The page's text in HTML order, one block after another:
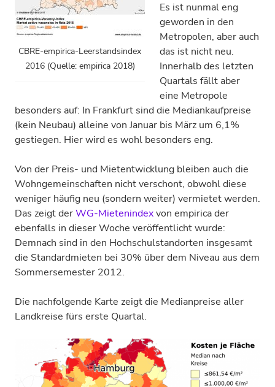
CBRE-empirica-Leerstandsindex
2016 (Quelle: empirica 2018)
Es ist nunmal eng
geworden in den
Metropolen, aber auch
das ist nicht neu.
Innerhalb des letzten
Quartals fällt aber
eine Metropole
besonders auf: In Frankfurt sind die Mediankaufpreise
(kein Neubau) alleine von Januar bis März um 6,1%
gestiegen. Hier wird es wohl besonders eng.
Von der Preis- und Mietentwicklung bleiben auch die
Wohngemeinschaften nicht verschont, obwohl diese
weniger häufig neu (sondern weiter) vermietet werden.
Das zeigt derWG-Mietenindexvon empirica der
ebenfalls in dieser Woche veröffentlicht wurde:
Demnach sind in den Hochschulstandorten insgesamt
die Standardmieten bei 30% über dem Niveau aus dem
Sommersemester 2012.
Die nachfolgende Karte zeigt die Medianpreise aller
Landkreise fürs erste Quartal.